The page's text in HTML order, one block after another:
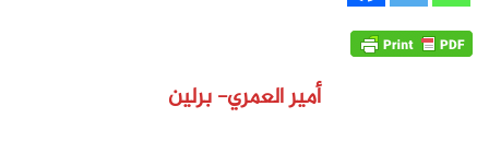
أمير العمري- برلين